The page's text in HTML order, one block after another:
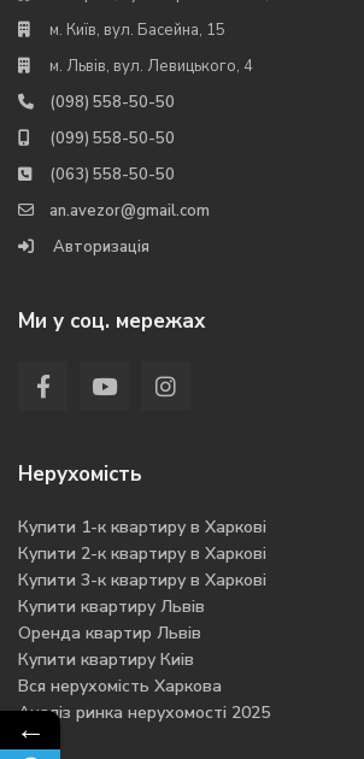
м. Київ, вул. Басейна, 15
м. Львів, вул. Левицького, 4
(098) 558-50-50
(099) 558-50-50
(063) 558-50-50
an.avezor@gmail.com
Авторизація
Ми у соц. мережах
Нерухомість
Купити 1-к квартиру в Харкові
Купити 2-к квартиру в Харкові
Купити 3-к квартиру в Харкові
Купити квартиру Львів
Оренда квартир Львів
Купити квартиру Киів
Вся нерухомість Харкова
Аналіз ринка нерухомості 2025
←